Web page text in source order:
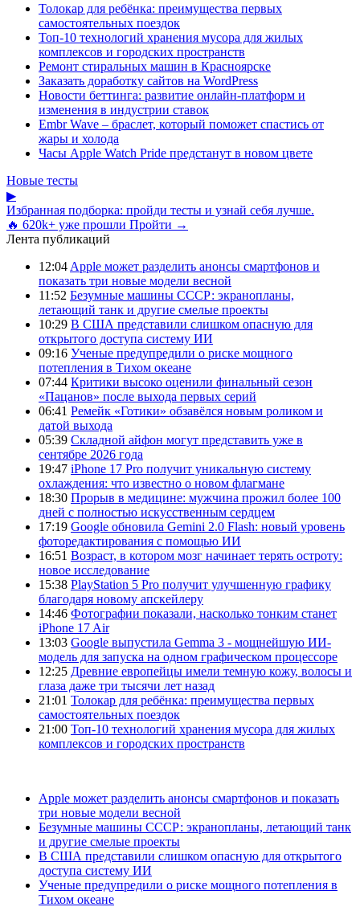
Толокар для ребёнка: преимущества первых
самостоятельных поездок
Топ-10 технологий хранения мусора для жилых
комплексов и городских пространств
Ремонт стиральных машин в Красноярске
Заказать доработку сайтов на WordPress
Новости беттинга: развитие онлайн-платформ и
изменения в индустрии ставок
Embr Wave – браслет, который поможет спастись от
жары и холода
Часы Apple Watch Pride предстанут в новом цвете
Новые тесты
▶
Избранная подборка: пройди тесты и узнай себя лучше.
🔥 620k+ уже прошли Пройти →
Лента публикаций
12:04 Apple может разделить анонсы смартфонов и
показать три новые модели весной
11:52 Безумные машины СССР: экранопланы,
летающий танк и другие смелые проекты
10:29 В США представили слишком опасную для
открытого доступа систему ИИ
09:16 Ученые предупредили о риске мощного
потепления в Тихом океане
07:44 Критики высоко оценили финальный сезон
«Пацанов» после выхода первых серий
06:41 Ремейк «Готики» обзавёлся новым роликом и
датой выхода
05:39 Складной айфон могут представить уже в
сентябре 2026 года
19:47 iPhone 17 Pro получит уникальную систему
охлаждения: что известно о новом флагмане
18:30 Прорыв в медицине: мужчина прожил более 100
дней с полностью искусственным сердцем
17:19 Google обновила Gemini 2.0 Flash: новый уровень
фоторедактирования с помощью ИИ
16:51 Возраст, в котором мозг начинает терять остроту:
новое исследование
15:38 PlayStation 5 Pro получит улучшенную графику
благодаря новому апскейлеру
14:46 Фотографии показали, насколько тонким станет
iPhone 17 Air
13:03 Google выпустила Gemma 3 - мощнейшую ИИ-
модель для запуска на одном графическом процессоре
12:25 Древние европейцы имели темную кожу, волосы и
глаза даже три тысячи лет назад
21:01 Толокар для ребёнка: преимущества первых
самостоятельных поездок
21:00 Топ-10 технологий хранения мусора для жилых
комплексов и городских пространств
Apple может разделить анонсы смартфонов и показать
три новые модели весной
Безумные машины СССР: экранопланы, летающий танк
и другие смелые проекты
В США представили слишком опасную для открытого
доступа систему ИИ
Ученые предупредили о риске мощного потепления в
Тихом океане